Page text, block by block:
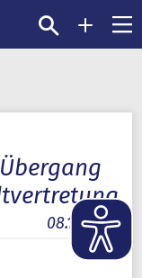
08.10.2012